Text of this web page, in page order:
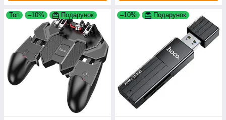
Топ –10% Подарунок –10% Подарунок